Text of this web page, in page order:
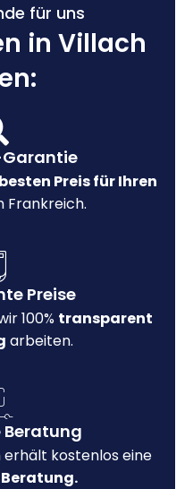
für uns
in Villach
besten Preis für Ihren
Frankreich.
Preise
100% transparent
arbeiten.
erhält kostenlos eine